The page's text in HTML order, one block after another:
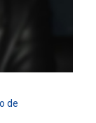
de